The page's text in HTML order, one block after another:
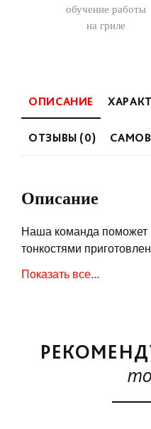
обучение работы
на гриле
ОПИСАНИЕ
ОТЗЫВЫ (0)
Описание
Наша команда поможет
тонкостями
ему под стать. Как
пиццей с хрустящей
курочку и даже
Показать все...